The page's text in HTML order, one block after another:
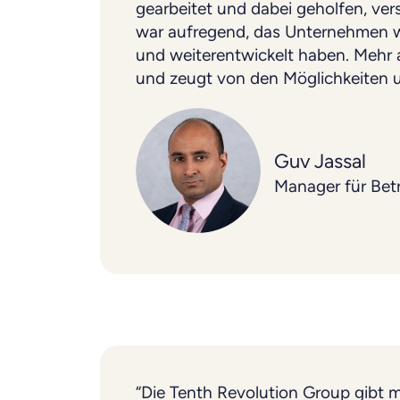
gearbeitet und dabei geholfen,
war aufregend, das Unternehmen
und weiterentwickelt haben. Mehr
und zeugt von den Möglichkeiten
Guv Jassal
Manager für
“Die Tenth Revolution Group gibt